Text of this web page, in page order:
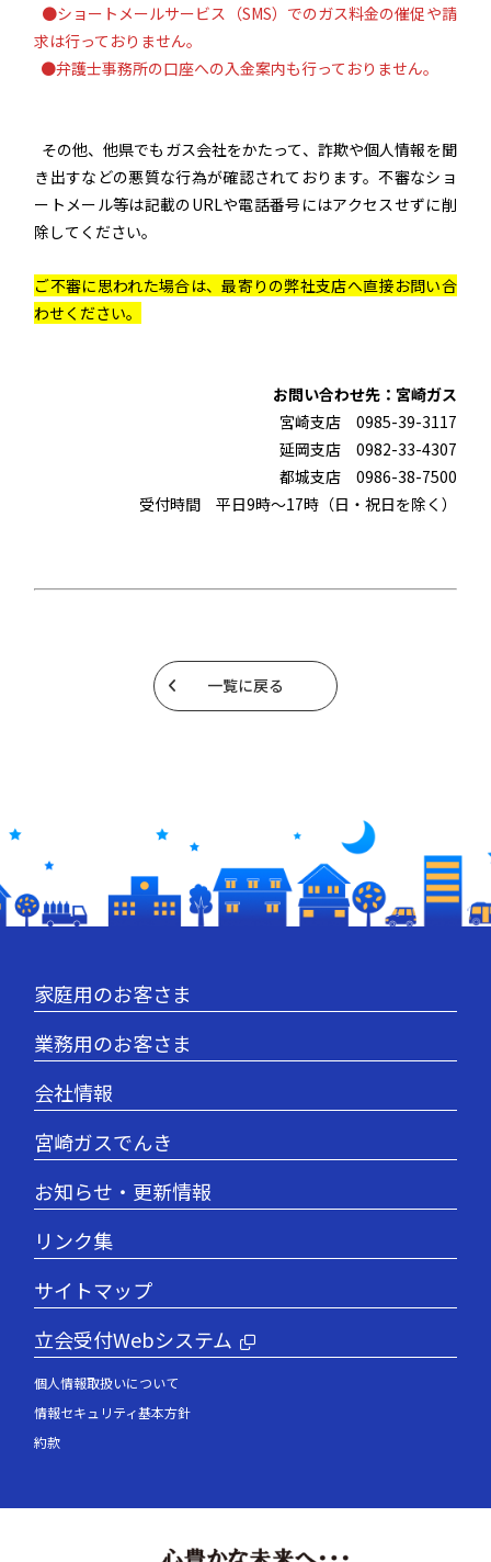
●ショートメールサービス（SMS）でのガス料金の催促や請
求は行っておりません。
●弁護士事務所の口座への入金案内も行っておりません。
その他、他県でもガス会社をかたって、詐欺や個人情報を聞
き出すなどの悪質な行為が確認されております。不審なショ
ートメール等は記載のURLや電話番号にはアクセスせずに削
除してください。
ご不審に思われた場合は、最寄りの弊社支店へ直接お問い合
わせください。
お問い合わせ先：宮崎ガス
宮崎支店 0985-39-3117
延岡支店 0982-33-4307
都城支店 0986-38-7500
受付時間 平日9時～17時（日・祝日を除く）
一覧に戻る
家庭用のお客さま
業務用のお客さま
会社情報
宮崎ガスでんき
お知らせ・更新情報
リンク集
サイトマップ
立会受付Webシステム
個人情報取扱いについて
情報セキュリティ基本方針
約款